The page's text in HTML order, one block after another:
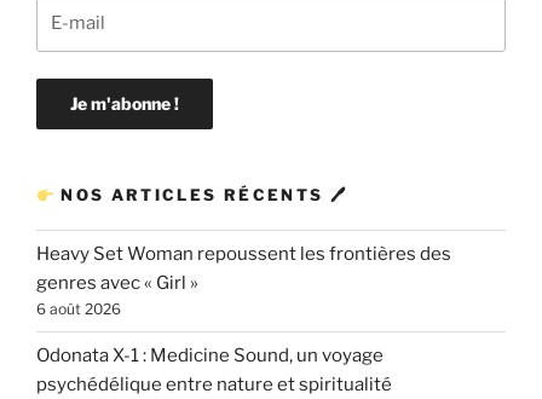
NOS ARTICLES RÉCENTS 🖊
Heavy Set Woman repoussent les frontières des
genres avec « Girl »
6 août 2026
Odonata X-1 : Medicine Sound, un voyage
psychédélique entre nature et spiritualité